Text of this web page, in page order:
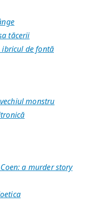
tăcerii
ibricul de fontă
monstru
a murder story